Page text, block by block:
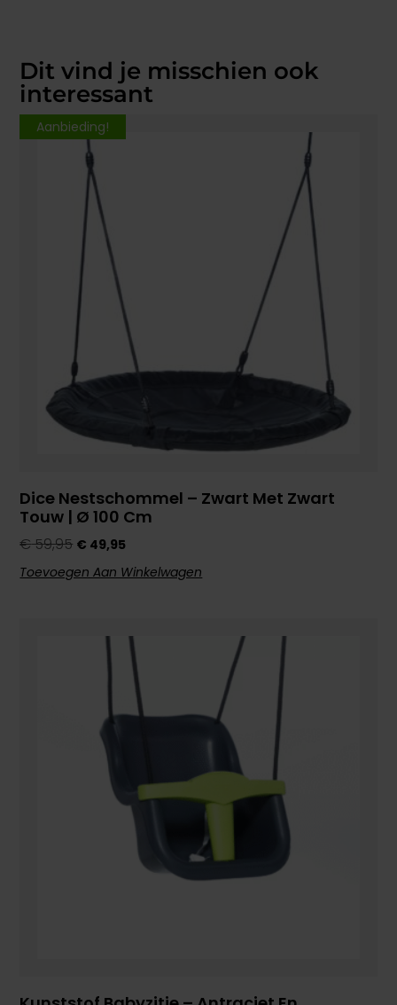
Dit vind je misschien ook
interessant
Aanbieding!
Dice Nestschommel – Zwart Met Zwart
Touw | Ø 100 Cm
€59,95 € 49,95
Toevoegen Aan Winkelwagen